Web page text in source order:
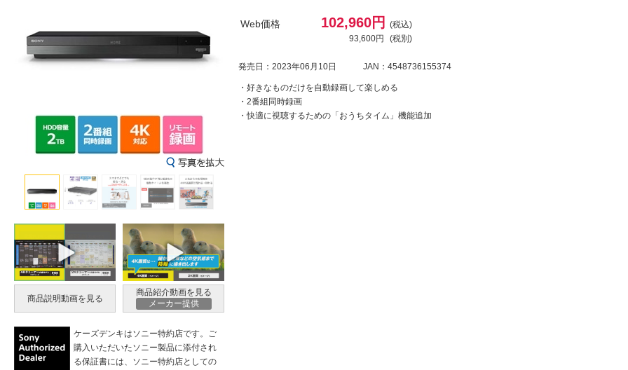
商品説明動画を見る
商品紹介動画を見る
メーカー提供
ケーズデンキはソニー特約店です。ご
購入いただいたソニー製品に添付され
る保証書には、ソニー特約店としての
Web価格 102,960円
(税込)
93,600円
(税別)
発売日：2023年06月10日 JAN：4548736155374
・好きなものだけを自動録画して楽しめる
・2番組同時録画
・快適に視聴するための「おうちタイム」機能追加